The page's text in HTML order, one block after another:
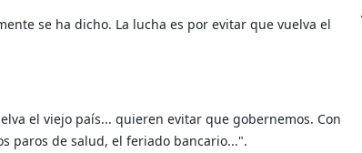
se ha dicho. La lucha es por evitar que vuelva el
el viejo país... quieren evitar que gobernemos. Con
paros de salud, el feriado bancario...".